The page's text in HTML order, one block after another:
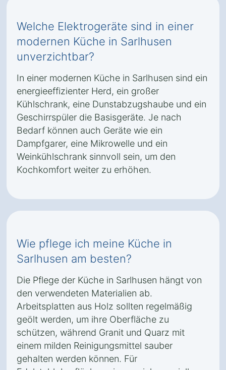
Welche Elektrogeräte sind in einer
modernen Küche in Sarlhusen
unverzichtbar?
In einer modernen Küche in Sarlhusen sind ein
energieeffizienter Herd, ein großer
Kühlschrank, eine Dunstabzugshaube und ein
Geschirrspüler die Basisgeräte. Je nach
Bedarf können auch Geräte wie ein
Dampfgarer, eine Mikrowelle und ein
Weinkühlschrank sinnvoll sein, um den
Kochkomfort weiter zu erhöhen.
Wie pflege ich meine Küche in
Sarlhusen am besten?
Die Pflege der Küche in Sarlhusen hängt von
den verwendeten Materialien ab.
Arbeitsplatten aus Holz sollten regelmäßig
geölt werden, um ihre Oberfläche zu
schützen, während Granit und Quarz mit
einem milden Reinigungsmittel sauber
gehalten werden können. Für